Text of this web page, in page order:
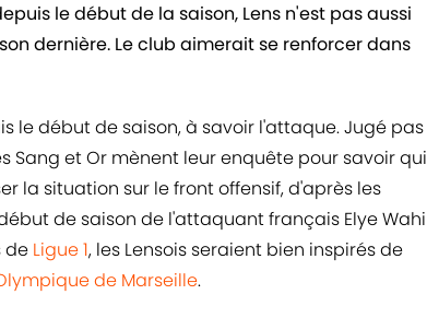
le début de la saison, Lens n'est pas aussi
dernière. Le club aimerait se renforcer dans
le début de saison, à savoir l'attaque. Jugé pas
Sang et Or mènent leur enquête pour savoir qui
la situation sur le front offensif, d'après les
de saison de l'attaquant français Elye Wahi
de Ligue 1, les Lensois seraient bien inspirés de
de Marseille.